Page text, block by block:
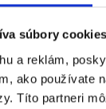
súbory cookies
a reklám,
ako používate
Títo partneri